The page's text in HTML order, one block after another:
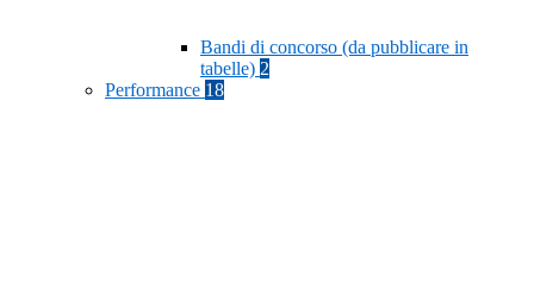
Bandi di concorso (da pubblicare in
tabelle) 2
Performance 18